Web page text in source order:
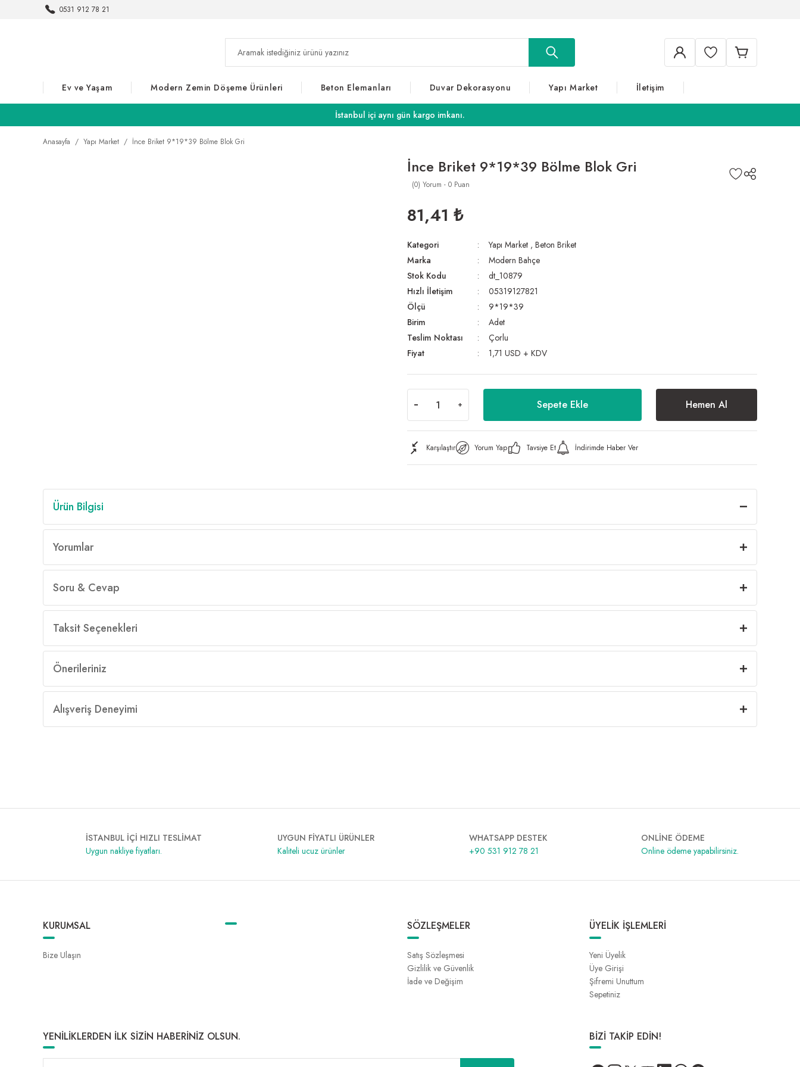
0531 912 78 21
Ev ve Yaşam Modern Zemin Döşeme Ürünleri Beton Elemanları Duvar Dekorasyonu Yapı Market İletişim
İstanbul içi aynı gün kargo imkanı.
Anasayfa Yapı Market İnce Briket 9*19*39 Bölme Blok Gri
İnce Briket 9*19*39 Bölme Blok Gri
(0) Yorum - 0 Puan
81,41 ₺
Kategori Yapı Market , Beton Briket
Marka
Modern Bahçe
Stok Kodu
dt_10879
Hızlı İletişim
05319127821
Ölçü
9*19*39
Birim
Adet
Teslim Noktası
Çorlu
Fiyat
1,71 USD + KDV
Sepete Ekle Hemen Al
Karşılaştır Yorum Yap Tavsiye Et İndirimde Haber Ver
Ürün Bilgisi
Yorumlar
Soru & Cevap
Taksit Seçenekleri
Önerileriniz
Alışveriş Deneyimi
İSTANBUL İÇİ HIZLI TESLİMAT
Uygun nakliye fiyatları.
UYGUN FİYATLI ÜRÜNLER
Kaliteli ucuz ürünler
WHATSAPP DESTEK
+90 531 912 78 21
ONLİNE ÖDEME
Online ödeme yapabilirsiniz.
KURUMSAL
Bize Ulaşın
SÖZLEŞMELER
Satış Sözleşmesi
Gizlilik ve Güvenlik
İade ve Değişim
ÜYELİK İŞLEMLERİ
Yeni Üyelik
Üye Girişi
Şifremi Unuttum
Sepetiniz
YENİLİKLERDEN İLK SİZİN HABERİNİZ OLSUN. BİZİ TAKİP EDİN!